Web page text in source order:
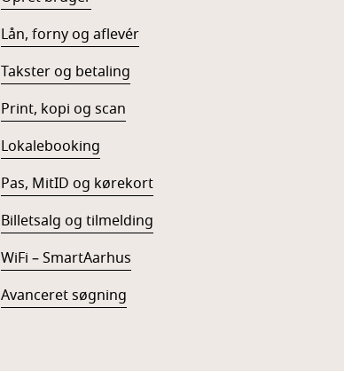
Lån, forny og aflevér
Takster og betaling
Print, kopi og scan
Lokalebooking
Pas, MitID og kørekort
Billetsalg og tilmelding
WiFi – SmartAarhus
Avanceret søgning